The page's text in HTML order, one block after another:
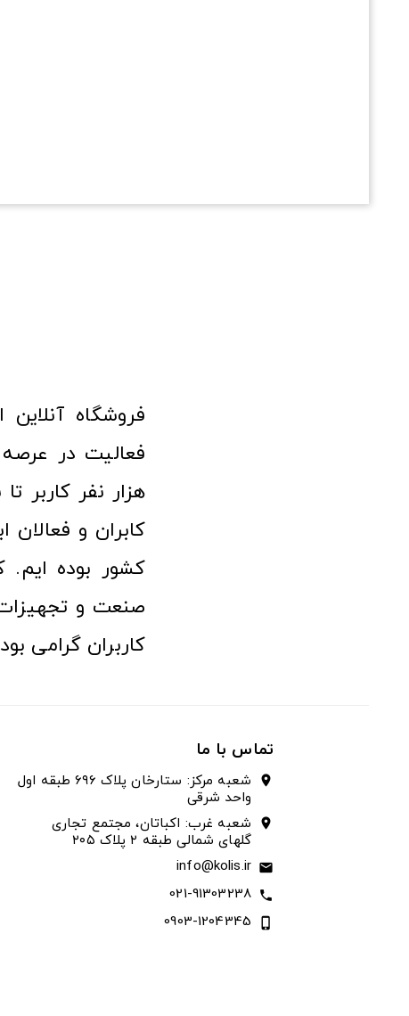
هزار نفر کاربر
کابران و
کشور بوده ایم.
صنعت و
کاربران گرامی
تماس با ما
location_on
شعبه مرکز: ستارخان پلاک ۶۹۶ طبقه اول
واحد شرقی
location_on
شعبه غرب: اکباتان، مجتمع تجاری
گلهای شمالی طبقه ۲ پلاک ۲۰۵
email
info@kolis.ir
call
021-91303238
phone_iphone
0903-1204345